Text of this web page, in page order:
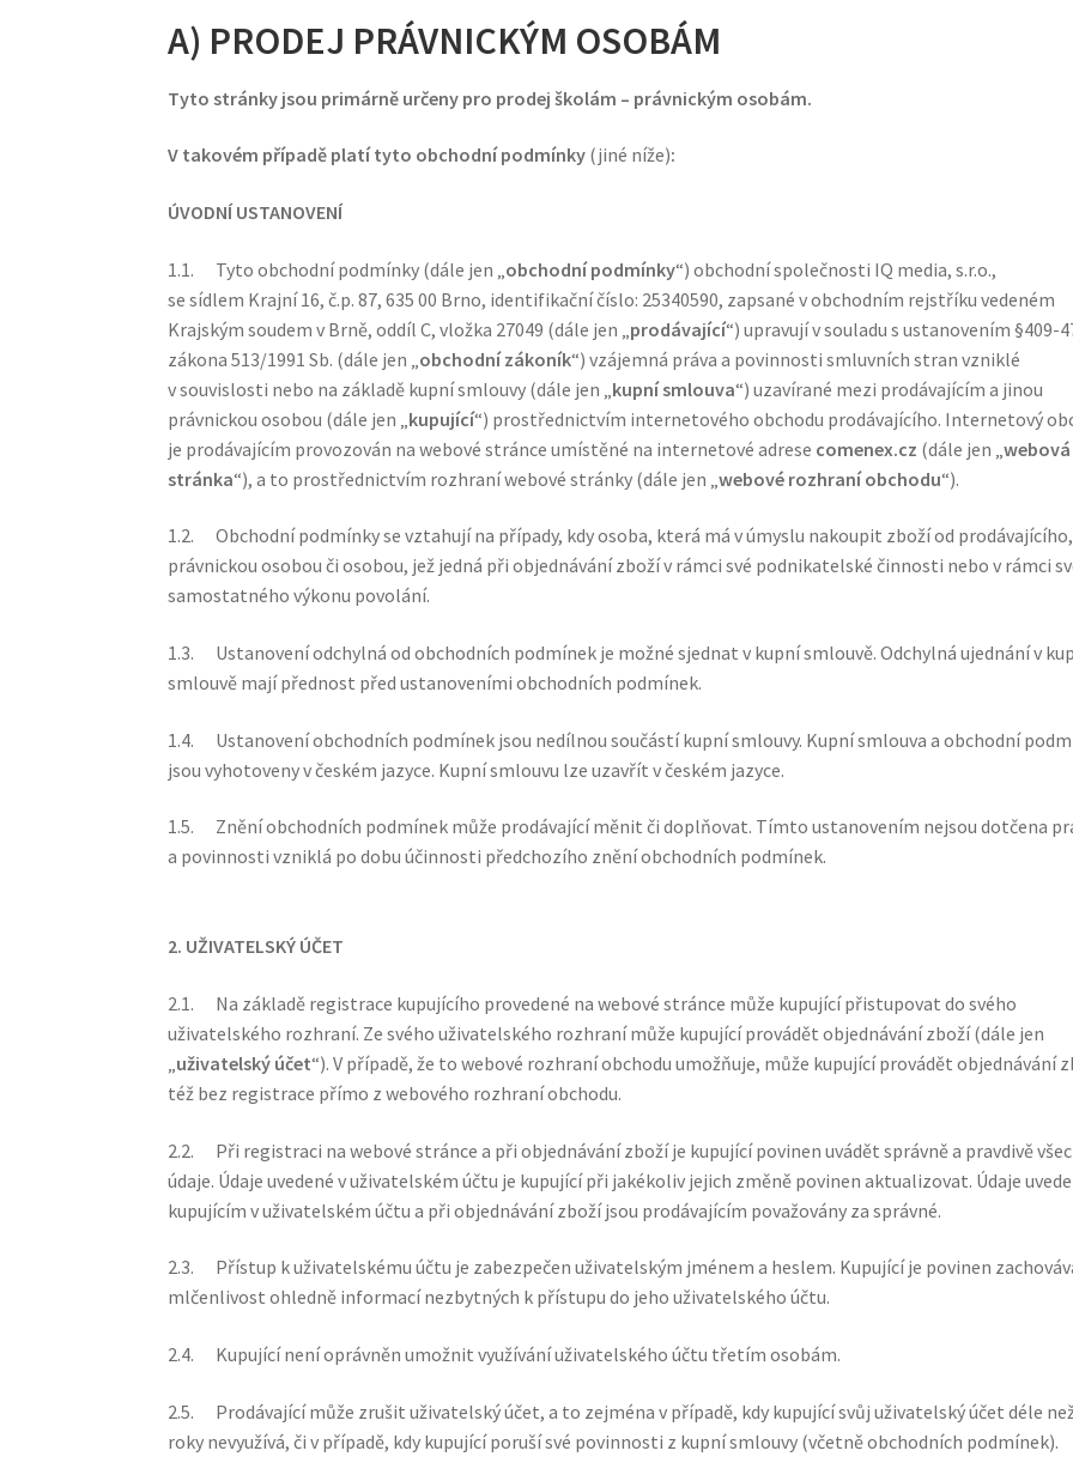
A) PRODEJ PRÁVNICKÝM OSOBÁM
Tyto stránky jsou primárně určeny pro prodej školám – právnickým osobám.
V takovém případě platí tyto obchodní podmínky (jiné níže):
ÚVODNÍ USTANOVENÍ
1.1. Tyto obchodní podmínky (dále jen „ obchodní podmínky“) obchodní společnosti IQ media, s.r.o.,
se sídlem Krajní 16, č.p. 87, 635 00 Brno, identifikační číslo: 25340590, zapsané v obchodním rejstříku vedeném
Krajským soudem v Brně, oddíl C, vložka 27049 (dále jen „ prodávající“) upravují v souladu s ustanovením §409-
zákona 513/1991 Sb. (dále jen „ obchodní zákoník“) vzájemná práva a povinnosti smluvních stran vzniklé
v souvislosti nebo na základě kupní smlouvy (dále jen „ kupní smlouva“) uzavírané mezi prodávajícím a jinou
právnickou osobou (dále jen „ kupující“) prostřednictvím internetového obchodu prodávajícího. Internetový
je prodávajícím provozován na webové stránce umístěné na internetové adrese comenex.cz (dále jen „webová
stránka“), a to prostřednictvím rozhraní webové stránky (dále jen „webové rozhraní obchodu“).
1.2. Obchodní podmínky se vztahují na případy, kdy osoba, která má v úmyslu nakoupit zboží od
právnickou osobou či osobou, jež jedná při objednávání zboží v rámci své podnikatelské činnosti nebo v rámci
samostatného výkonu povolání.
1.3. Ustanovení odchylná od obchodních podmínek je možné sjednat v kupní smlouvě. Odchylná ujednání v
smlouvě mají přednost před ustanoveními obchodních podmínek.
1.4. Ustanovení obchodních podmínek jsou nedílnou součástí kupní smlouvy. Kupní smlouva a obchodní
jsou vyhotoveny v českém jazyce. Kupní smlouvu lze uzavřít v českém jazyce.
1.5. Znění obchodních podmínek může prodávající měnit či doplňovat. Tímto ustanovením nejsou dotčena
a povinnosti vzniklá po dobu účinnosti předchozího znění obchodních podmínek.
2. UŽIVATELSKÝ ÚČET
2.1. Na základě registrace kupujícího provedené na webové stránce může kupující přistupovat do svého
uživatelského rozhraní. Ze svého uživatelského rozhraní může kupující provádět objednávání zboží (dále jen
uživatelský účet“). V případě, že to webové rozhraní obchodu umožňuje, může kupující provádět objednávání
též bez registrace přímo z webového rozhraní obchodu.
2.2. Při registraci na webové stránce a při objednávání zboží je kupující povinen uvádět správně a pravdivě
údaje. Údaje uvedené v uživatelském účtu je kupující při jakékoliv jejich změně povinen aktualizovat. Údaje
kupujícím v uživatelském účtu a při objednávání zboží jsou prodávajícím považovány za správné.
2.3. Přístup k uživatelskému účtu je zabezpečen uživatelským jménem a heslem. Kupující je povinen
mlčenlivost ohledně informací nezbytných k přístupu do jeho uživatelského účtu.
2.4. Kupující není oprávněn umožnit využívání uživatelského účtu třetím osobám.
2.5. Prodávající může zrušit uživatelský účet, a to zejména v případě, kdy kupující svůj uživatelský účet déle
roky nevyužívá, či v případě, kdy kupující poruší své povinnosti z kupní smlouvy (včetně obchodních podmínek).